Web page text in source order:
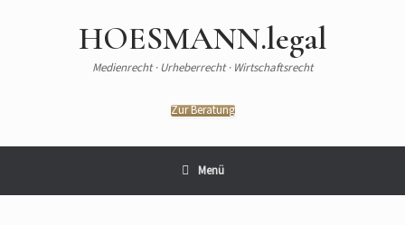
HOESMANN.legal
Medienrecht · Urheberrecht · Wirtschaftsrecht
Zur Beratung
Menü